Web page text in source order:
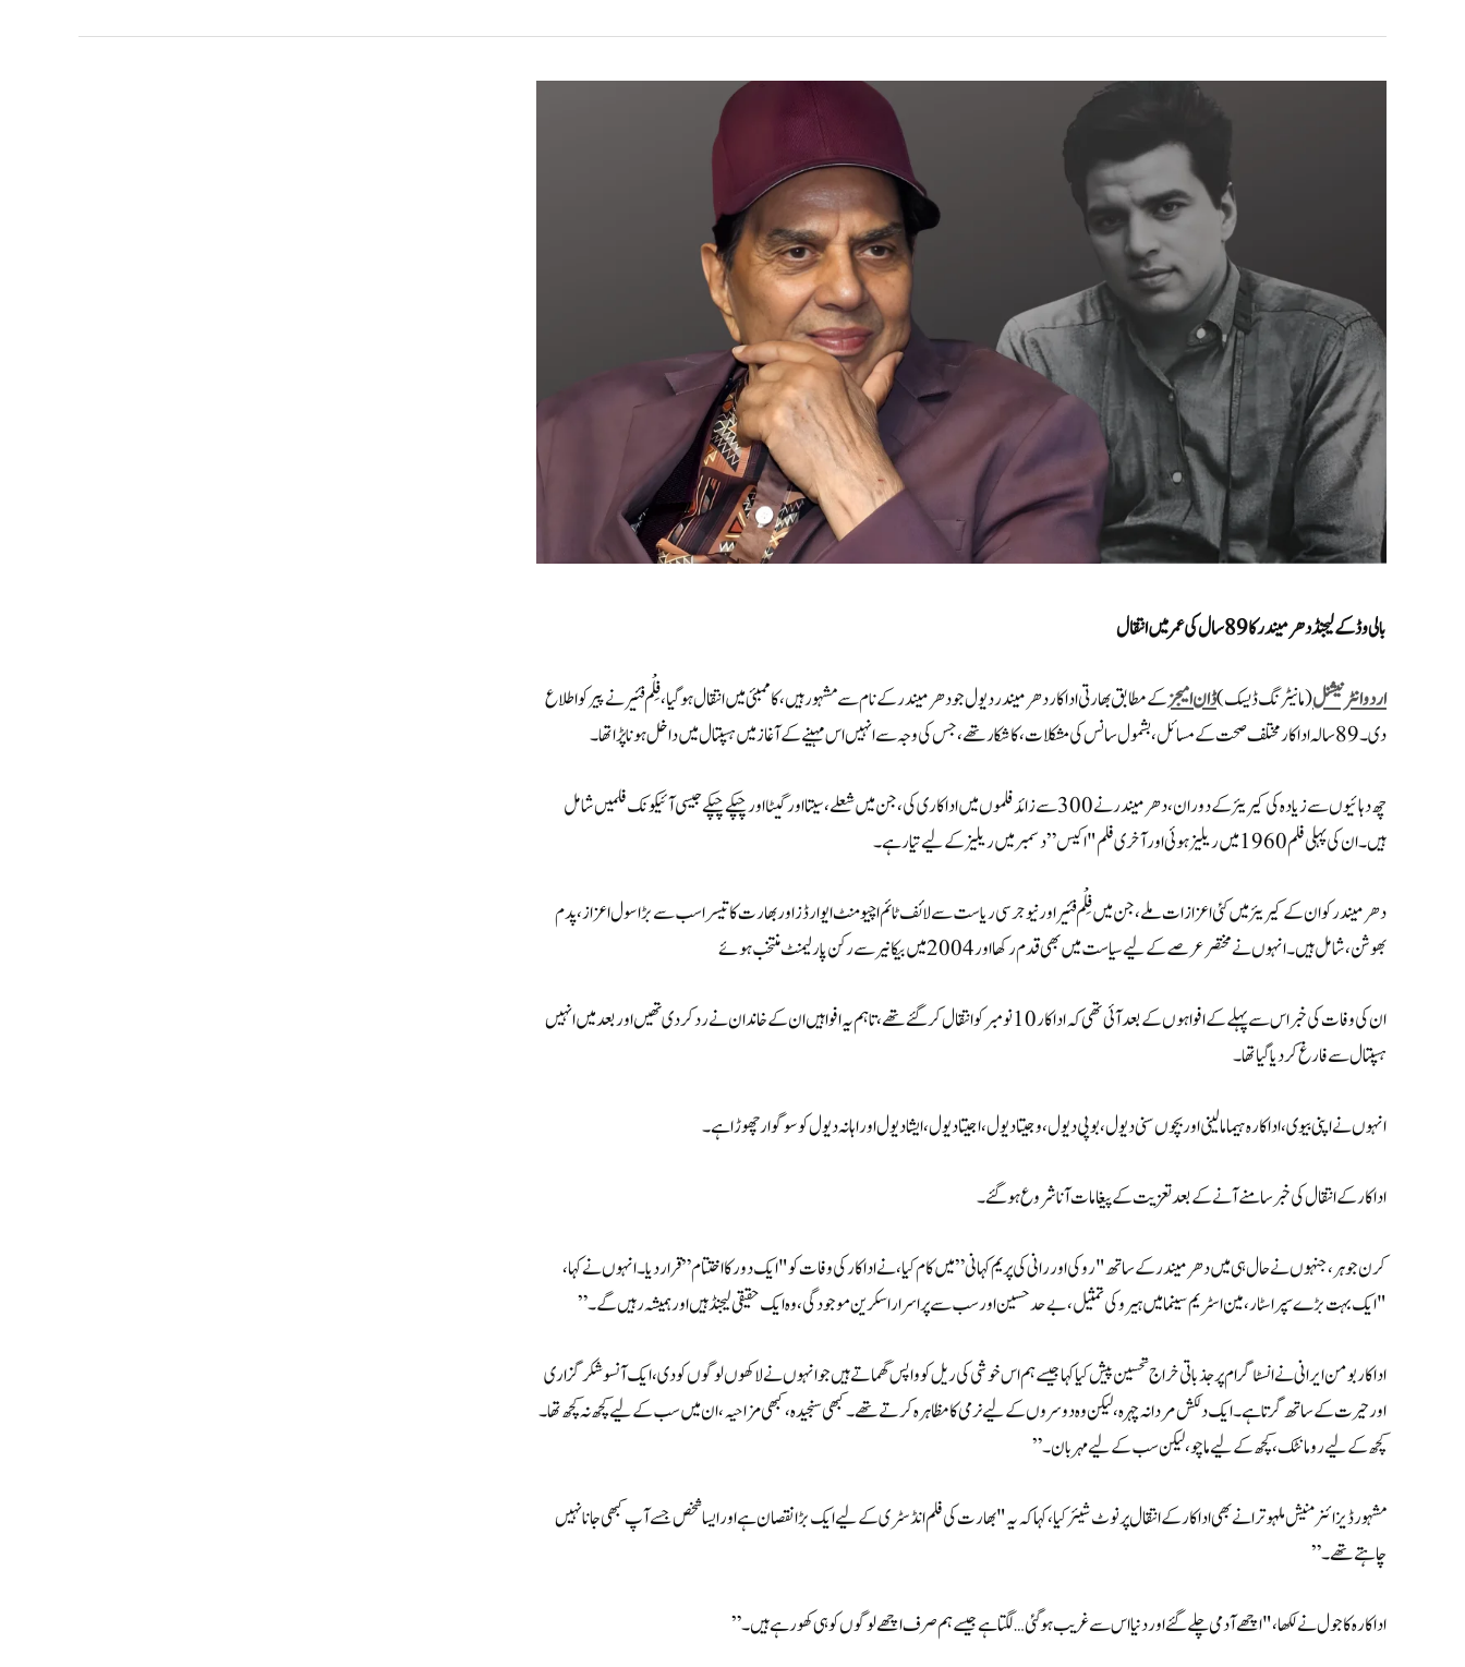
بالی وڈ کے لیجنڈ دھرمیندر کا 89 سال کی عمر میں انتقال
اردو انٹرنیشنل(مانیٹرنگ ڈیسک)ڈان امیجزکے مطابق بھارتی اداکار دھرمیندر دیول جو دھرمیندر کے نام سے مشہور ہیں، کا ممبئی میں انتقال ہو گیا، فِلْم فئیر نے پیر کو اطلاع
دی۔ 89 سالہ اداکار مختلف صحت کے مسائل، بشمول سانس کی مشکلات، کا شکار تھے، جس کی وجہ سے انہیں اس مہینے کے آغاز میں ہسپتال میں داخل ہونا پڑا تھا۔
چھ دہائیوں سے زیادہ کی کیریئر کے دوران، دھرمیندر نے 300 سے زائد فلموں میں اداکاری کی، جن میں شعلے، سیتا اور گیٹا اور چپکے چپکے جیسی آئیکونک فلمیں شامل
ہیں۔ ان کی پہلی فلم 1960 میں ریلیز ہوئی اور آخری فلم "اکیس” دسمبر میں ریلیز کے لیے تیار ہے۔
دھرمیندر کو ان کے کیریئر میں کئی اعزازات ملے، جن میں فِلْم فئیر اور نیو جرسی ریاست سے لائف ٹائم اچیومنٹ ایوارڈز اور بھارت کا تیسرا سب سے بڑا سول اعزاز، پدم
بھوشن، شامل ہیں۔ انہوں نے مختصر عرصے کے لیے سیاست میں بھی قدم رکھا اور 2004 میں بیکانیر سے رکن پارلیمنٹ منتخب ہوئے
ان کی وفات کی خبر اس سے پہلے کے افواہوں کے بعد آئی تھی کہ اداکار 10 نومبر کو انتقال کر گئے تھے، تاہم یہ افواہیں ان کے خاندان نے رد کر دی تھیں اور بعد میں انہیں
ہسپتال سے فارغ کر دیا گیا تھا۔
انہوں نے اپنی بیوی،اداکارہ ہیما مالینی اوربچوں سنی دیول، بوپی دیول، وجیتا دیول، اجیتا دیول، ایشا دیول اور اہانہ دیول کو سوگوار چھوڑا ہے۔
اداکار کے انتقال کی خبر سامنے آنے کے بعد تعزیت کے پیغامات آنا شروع ہو گئے۔
کرن جوہر، جنہوں نے حال ہی میں دھرمیندر کے ساتھ "روکی اور رانی کی پریم کہانی” میں کام کیا، نے اداکار کی وفات کو "ایک دور کا اختتام” قرار دیا۔ انہوں نے کہا،
"ایک بہت بڑے سپر اسٹار، مین اسٹریم سینما میں ہیرو کی تمثیل، بے حد حسین اور سب سے پراسرار اسکرین موجودگی، وہ ایک حقیقی لیجنڈ ہیں اور ہمیشہ رہیں گے۔”
اداکار بومن ایرانی نے انسٹاگرام پر جذباتی خراج تحسین پیش کیا کہا جیسے ہم اس خوشی کی ریل کو واپس گھماتے ہیں جو انہوں نے لاکھوں لوگوں کو دی، ایک آنسو شکرگزاری
اور حیرت کے ساتھ گرتا ہے۔ ایک دلکش مردانہ چہرہ، لیکن وہ دوسروں کے لیے نرمی کا مظاہرہ کرتے تھے۔ کبھی سنجیدہ، کبھی مزاحیہ، ان میں سب کے لیے کچھ نہ کچھ تھا۔
کچھ کے لیے رومانٹک، کچھ کے لیے ماچو، لیکن سب کے لیے مہربان۔”
مشہور ڈیزائنر منیش ملہوترا نے بھی اداکار کے انتقال پر نوٹ شیئر کیا، کہا کہ یہ "بھارت کی فلم انڈسٹری کے لیے ایک بڑا نقصان ہے اور ایسا شخص جسے آپ کبھی جانا نہیں
چاہتے تھے۔”
اداکارہ کاجول نے لکھا، "اچھے آدمی چلے گئے اور دنیا اس سے غریب ہو گئی… لگتا ہے جیسے ہم صرف اچھے لوگوں کو ہی کھو رہے ہیں۔”